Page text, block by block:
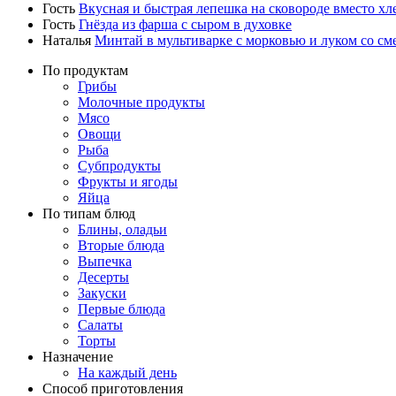
Гость Вкусная и быстрая лепешка на сковороде вместо
Гость Гнёзда из фарша с сыром в духовке
Наталья Минтай в мультиварке с морковью и луком со
По продуктам
Грибы
Молочные продукты
Мясо
Овощи
Рыба
Субпродукты
Фрукты и ягоды
Яйца
По типам блюд
Блины, оладьи
Вторые блюда
Выпечка
Десерты
Закуски
Первые блюда
Салаты
Торты
Назначение
На каждый день
Способ приготовления